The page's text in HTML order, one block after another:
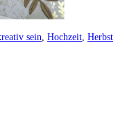
sein Hochzeit Herbst